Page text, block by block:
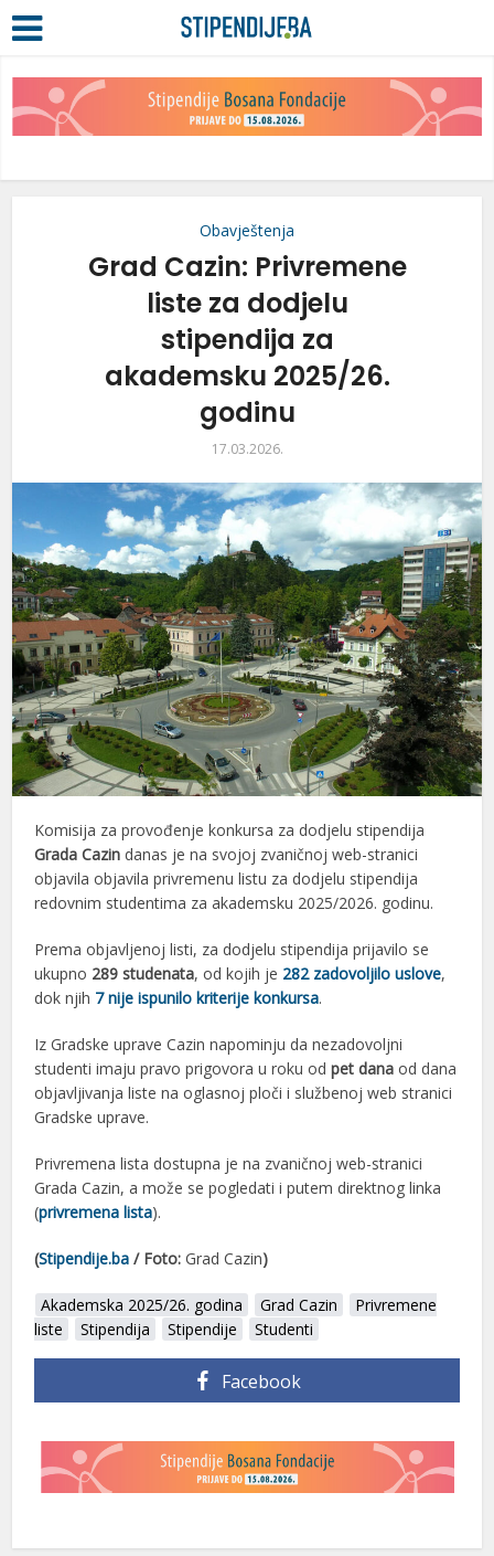
Obavještenja
Grad Cazin: Privremene
liste za dodjelu
stipendija za
akademsku 2025/26.
godinu
17.03.2026.
Komisija za provođenje konkursa za dodjelu stipendija
Grada Cazin danas je na svojoj zvaničnoj web-stranici
objavila objavila privremenu listu za dodjelu stipendija
redovnim studentima za akademsku 2025/2026. godinu.
Prema objavljenoj listi, za dodjelu stipendija prijavilo se
ukupno 289 studenata, od kojih je 282 zadovoljilo uslove,
dok njih 7 nije ispunilo kriterije konkursa.
Iz Gradske uprave Cazin napominju da nezadovoljni
studenti imaju pravo prigovora u roku odpet dana od dana
objavljivanja liste na oglasnoj ploči i službenoj web stranici
Gradske uprave.
Privremena lista dostupna je na zvaničnoj web-stranici
Grada Cazin, a može se pogledati i putem direktnog linka
(privremena lista).
(Stipendije.ba / Foto:Grad Cazin)
Akademska 2025/26. godina Grad Cazin
Privremene
liste
Stipendija Stipendije Studenti
Facebook